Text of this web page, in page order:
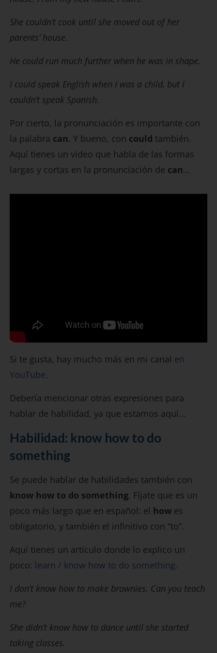
She couldn’t cook until she moved out of her
parents’ house.
He could run much further when he was in shape.
I could speak English when I was a child, but I
couldn’t speak Spanish.
Por cierto, la pronunciación es importante con
la palabra can. Y bueno, con could también.
Aquí tienes un video que habla de las formas
largas y cortas en la pronunciación de can…
Si te gusta, hay mucho más en mi canal en
YouTube.
Debería mencionar otras expresiones para
hablar de habilidad, ya que estamos aquí…
Habilidad: know how to do
something
Se puede hablar de habilidades también con
know how to do something. Fíjate que es un
poco más largo que en español: el how es
obligatorio, y también el infinitivo con “to”.
Aquí tienes un artículo donde lo explico un
poco: learn / know how to do something.
I don’t know how to make brownies. Can you teach
me?
She didn’t know how to dance until she started
taking classes.